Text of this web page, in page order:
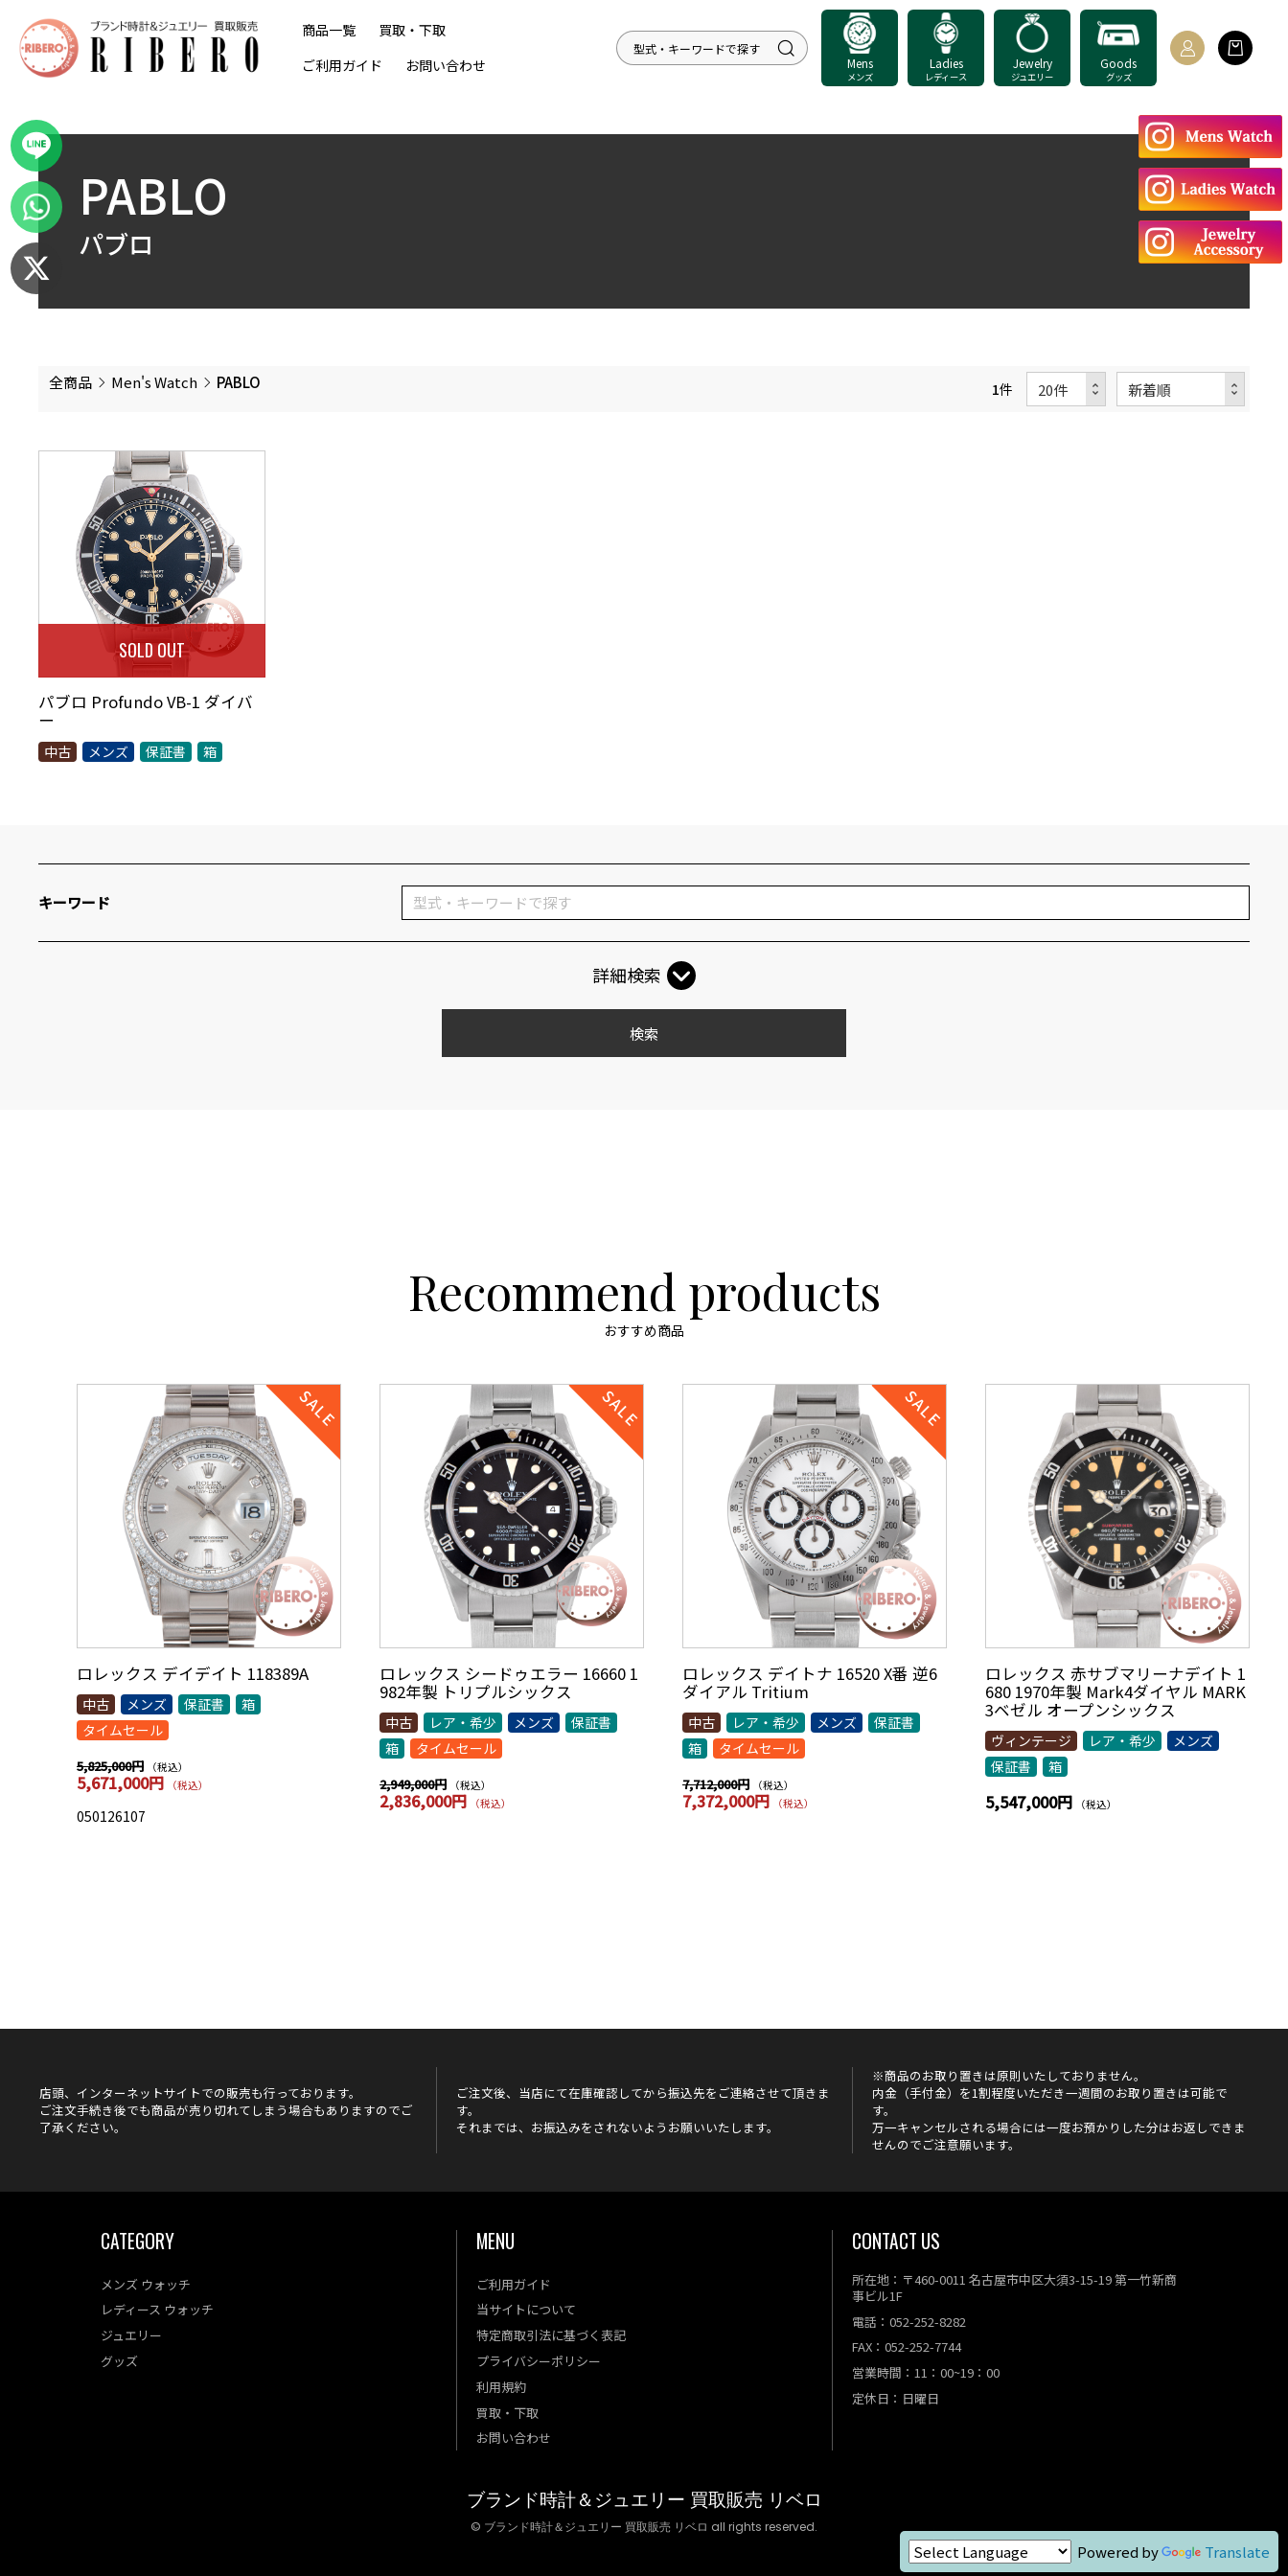
Powered by Translate
商品一覧
買取・下取
ご利用ガイド
お問い合わせ Mens
メンズ
Ladies
レディース
Jewelry
ジュエリー
Goods
グッズ
PABLO
パブロ
全商品 Men's Watch PABLO 1件
SOLD OUT
パブロ Profundo VB-1 ダイバ
ー
中古 メンズ 保証書 箱
キーワード
詳細検索
検索
Recommend products
おすすめ商品
ロレックス デイデイト 118389A
中古 メンズ 保証書
箱
タイムセール
5,825,000円 （税込）
5,671,000円 （税込）
050126107
ロレックス シードゥエラー 16660 1
982年製 トリプルシックス
中古 レア・希少 メンズ
保証書
箱
タイムセール
2,949,000円 （税込）
2,836,000円 （税込）
ロレックス デイトナ 16520 X番 逆6
ダイアル Tritium
中古 レア・希少 メンズ
保証書
箱
タイムセール
7,712,000円 （税込）
7,372,000円 （税込）
ロレックス 赤サブマリーナデイト 1
680 1970年製 Mark4ダイヤル MARK
3ベゼル オープンシックス
ヴィンテージ レア・希少
メンズ
保証書
箱
5,547,000円 （税込）
店頭、インターネットサイトでの販売も行っております。
ご注文手続き後でも商品が売り切れてしまう場合もありますのでご
了承ください。
ご注文後、当店にて在庫確認してから振込先をご連絡させて頂きま
す。
それまでは、お振込みをされないようお願いいたします。
※商品のお取り置きは原則いたしておりません。
内金（手付金）を1割程度いただき一週間のお取り置きは可能で
す。
万一キャンセルされる場合には一度お預かりした分はお返しできま
せんのでご注意願います。
CATEGORY
メンズ ウォッチ
レディース ウォッチ
ジュエリー
グッズ
MENU
ご利用ガイド
当サイトについて
特定商取引法に基づく表記
プライバシーポリシー
利用規約
買取・下取
お問い合わせ
CONTACT US
所在地：〒460-0011 名古屋市中区大須3-15-19 第一竹新商
事ビル1F
電話：052-252-8282
FAX：052-252-7744
営業時間：11：00~19：00
定休日：日曜日
ブランド時計＆ジュエリー 買取販売 リベロ
© ブランド時計＆ジュエリー 買取販売 リベロ all rights reserved.